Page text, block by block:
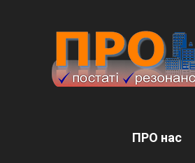
ПРО нас